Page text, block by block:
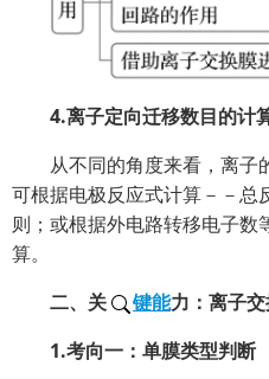
4.离子定向迁移数目的计
从不同的角度来看，离子
可根据电极反应式计算－－总
则；或根据外电路转移电子
算。
二、关
键能力：离子
1.考向一：单膜类型判断